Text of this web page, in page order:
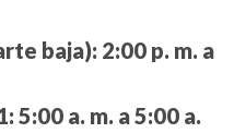
baja): 2:00 p. m. a
5:00 a. m. a 5:00 a.